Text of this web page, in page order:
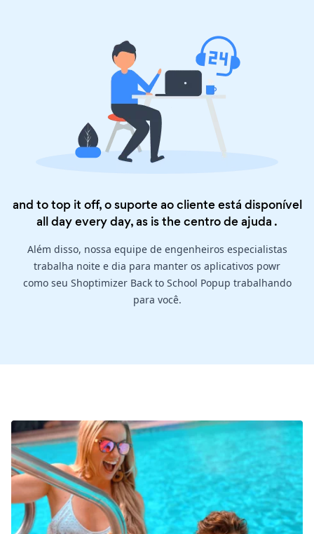
and to top it off, o suporte ao cliente está disponível
all day every day, as is thecentro de ajuda .
Além disso, nossa equipe de engenheiros especialistas
trabalha noite e dia para manter os aplicativos powr
como seu Shoptimizer Back to School Popup trabalhando
para você.